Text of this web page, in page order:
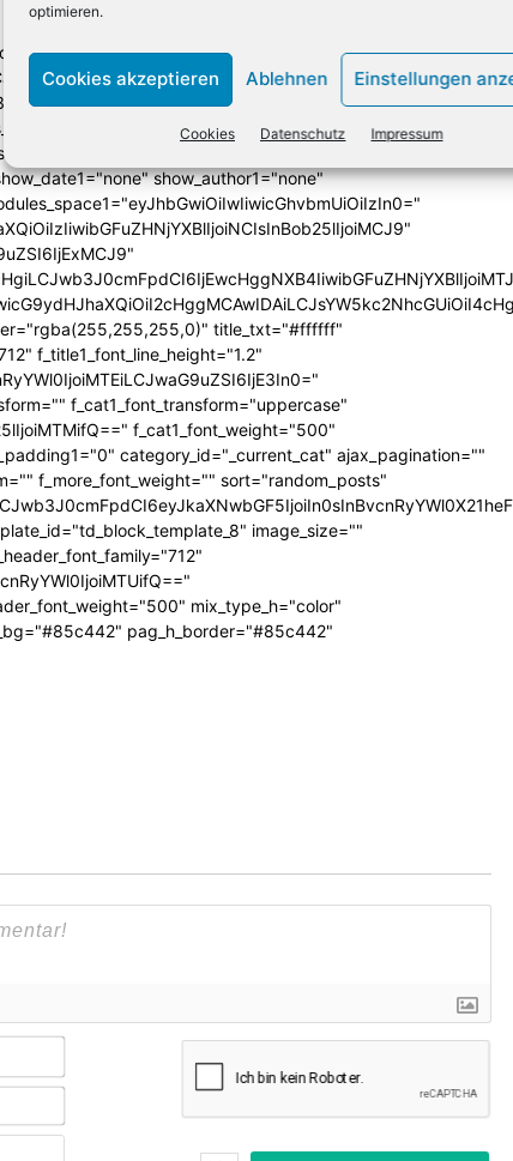
optimieren.
Cookies akzeptieren Ablehnen Einstellungen
Cookies Datenschutz Impressum
columns="33.33333333%"
show_author2="none" show_date2="none"
show_excerpt1="none"
show_author1="none"
title_txt="#ffffff"
f_title1_font_line_height="1.2"
f_cat1_font_transform="uppercase"
f_cat1_font_weight="500"
category_id="_current_cat" ajax_pagination=""
f_more_font_weight="" sort="random_posts"
image_size=""
mix_type_h="color"
pag_h_border="#85c442"
Name*
E-